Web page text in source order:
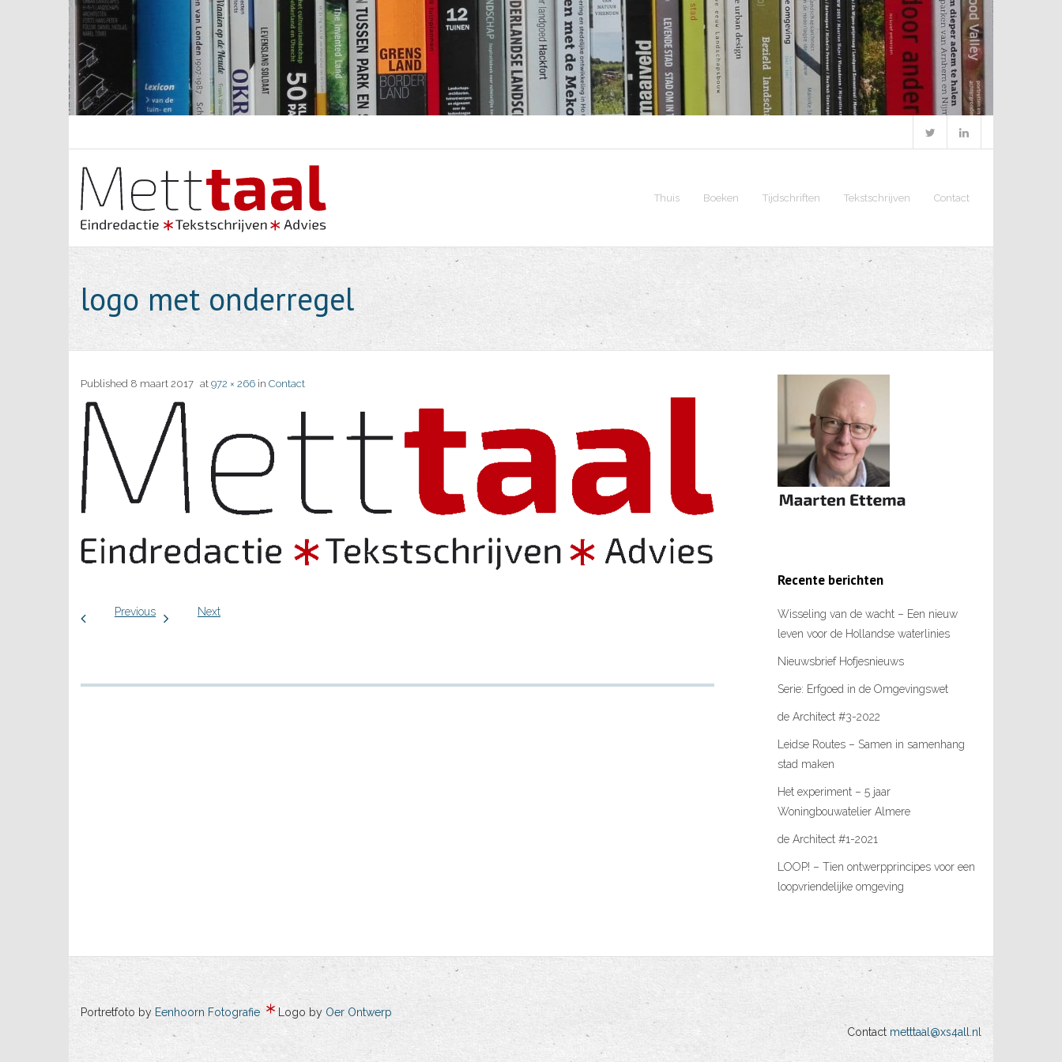
Skip
to
content
Thuis Boeken Tijdschriften Tekstschrijven Contact
logo met onderregel
Published 8 maart 2017 at 972 × 266 in Contact
Previous Next
Recente berichten
Wisseling van de wacht – Een nieuw
leven voor de Hollandse waterlinies
Nieuwsbrief Hofjesnieuws
Serie: Erfgoed in de Omgevingswet
de Architect #3-2022
Leidse Routes – Samen in samenhang
stad maken
Het experiment – 5 jaar
Woningbouwatelier Almere
de Architect #1-2021
LOOP! – Tien ontwerpprincipes voor een
loopvriendelijke omgeving
Portretfoto by Eenhoorn Fotografie Logo by Oer Ontwerp
Contact metttaal@xs4all.nl